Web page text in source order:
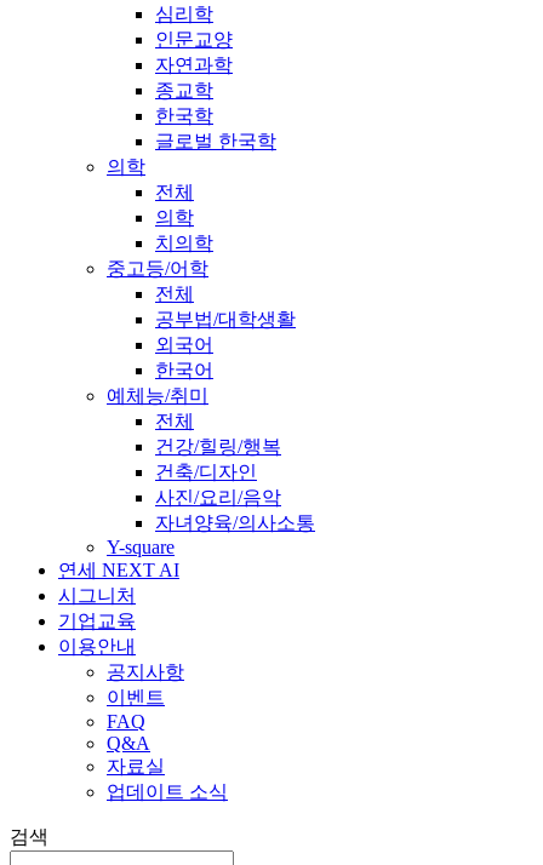
심리학
인문교양
자연과학
종교학
한국학
글로벌 한국학
의학
전체
의학
치의학
중고등/어학
전체
공부법/대학생활
외국어
한국어
예체능/취미
전체
건강/힐링/행복
건축/디자인
사진/요리/음악
자녀양육/의사소통
Y-square
연세 NEXT AI
시그니처
기업교육
이용안내
공지사항
이벤트
FAQ
Q&A
자료실
업데이트 소식
검색